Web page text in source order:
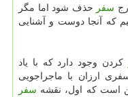
سفر حذف شود اما مگر
كه آنجا دوست و آشنایی
كردن وجود دارد كه با یاد
ارزان با ماجراجویی
است كه اول، نقشه سفر